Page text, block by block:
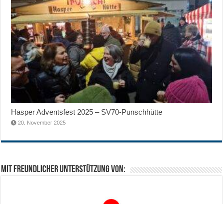
Hasper Adventsfest 2025 – SV70-Punschhütte
20. November 2025
Mit freundlicher Unterstützung von: